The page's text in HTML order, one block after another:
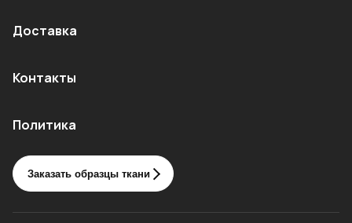
Доставка
Контакты
Политика
Заказать образцы ткани